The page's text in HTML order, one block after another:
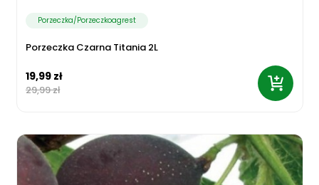
Porzeczka/Porzeczkoagrest
Porzeczka Czarna Titania 2L
19,99 zł
29,99 zł